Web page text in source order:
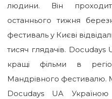
людини. Він
останнього тижня
фестиваль у Києві
тисяч глядачів. Docudays
кращі фільми в
Мандрівного фестивалю.
Docudays UA